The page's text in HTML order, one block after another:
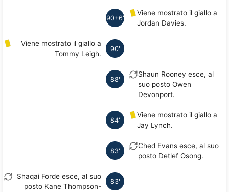
90+6'
Viene mostrato il giallo a
Jordan Davies.
90'
Viene mostrato il giallo a
Tommy Leigh.
88'
Shaun Rooney esce, al
suo posto Owen
Devonport.
84'
Viene mostrato il giallo a
Jay Lynch.
83'
Ched Evans esce, al suo
posto Detlef Osong.
83'
Shaqai Forde esce, al suo
posto Kane Thompson-